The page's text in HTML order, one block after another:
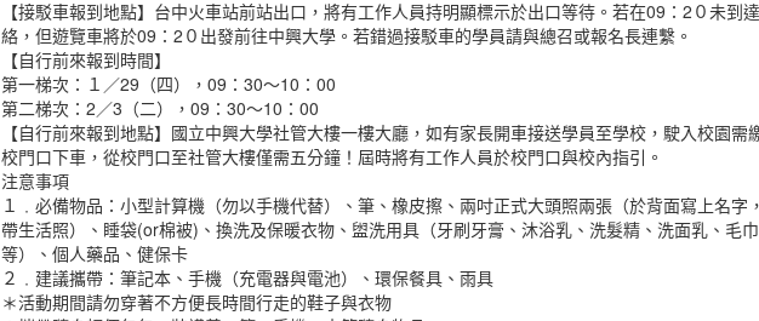
【接駁車報到地點】台中火車站前站出口，將有工作人員持明顯標示於出口等待。若在09：2０未到
絡，但遊覽車將於09：2０出發前往中興大學。若錯過接駁車的學員請與總召或報名長連繫。
【自行前來報到時間】
第一梯次：１／29（四），09：30～10：00
第二梯次：2／3（二），09：30～10：00
【自行前來報到地點】國立中興大學社管大樓一樓大廳，如有家長開車接送學員至學校，駛入校園
校門口下車，從校門口至社管大樓僅需五分鐘！屆時將有工作人員於校門口與校內指引。
注意事項
１﹒必備物品：小型計算機（勿以手機代替）、筆、橡皮擦、兩吋正式大頭照兩張（於背面寫上名字
帶生活照）、睡袋(or棉被)、換洗及保暖衣物、盥洗用具（牙刷牙膏、沐浴乳、洗髮精、洗面乳、毛
等）、個人藥品、健保卡
２﹒建議攜帶：筆記本、手機（充電器與電池）、環保餐具、雨具
＊活動期間請勿穿著不方便長時間行走的鞋子與衣物